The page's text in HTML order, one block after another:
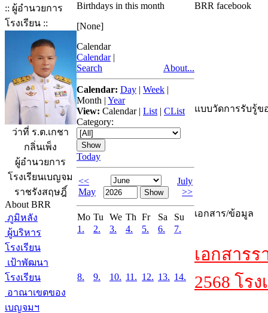
:: ผู้อำนวยการ
โรงเรียน ::
ว่าที่ ร.ต.เกชา
กลิ่นเพ็ง
ผู้อำนวยการ
โรงเรียนเบญจม
ราชรังสฤษฎิ์
About BRR
ภูมิหลัง
ผู้บริหาร
โรงเรียน
เป้าพัฒนา
โรงเรียน
อาณาเขตของ
เบญจมฯ
Birthdays in this month
[None]
Calendar
Calendar |
Search
About...
Calendar: Day | Week |
Month | Year
View: Calendar| List | CList
Category:
Today
<<
May
July
>>
Mo Tu We Th Fr Sa
Su
1.
2. 3. 4. 5. 6. 7.
8. 9. 10. 11. 12. 13. 14.
BRR facebook
แบบวัดการรับรู้ข
เอกสาร/ข้อมูล
เอกสาร
2568 โร